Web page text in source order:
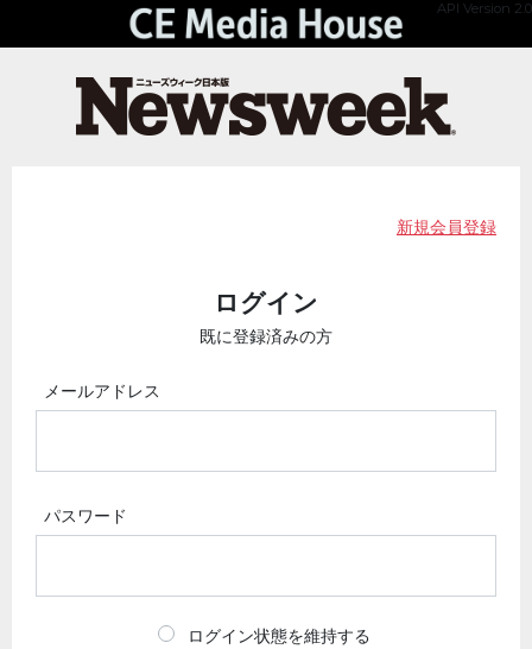
API Version 2.0
新規会員登録
ログイン
既に登録済みの方
メールアドレス
パスワード
ログイン状態を維持する